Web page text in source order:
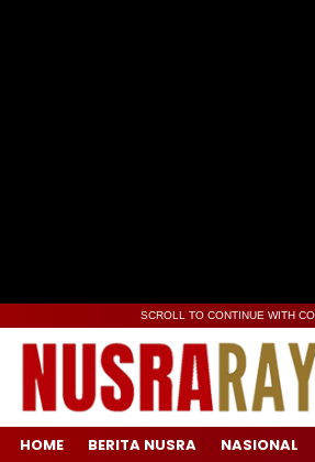
SCROLL TO CONTINUE WITH
HOME BERITA NUSRA NASIONAL